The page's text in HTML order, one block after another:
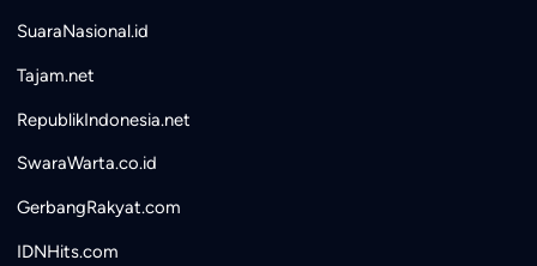
SuaraNasional.id
Tajam.net
RepublikIndonesia.net
SwaraWarta.co.id
GerbangRakyat.com
IDNHits.com